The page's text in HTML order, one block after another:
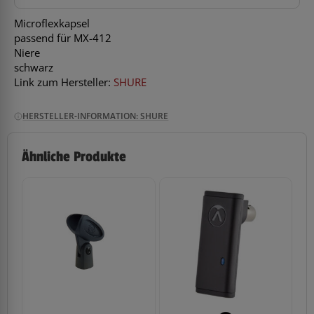
Microflexkapsel
passend für MX-412
Niere
schwarz
Link zum Hersteller: SHURE
HERSTELLER-INFORMATION: SHURE
Ähnliche Produkte